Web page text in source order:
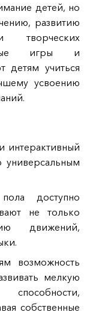
детей, но
развитию
творческих
игры и
детям учиться
усвоению
интерактивный
универсальным
доступно
не только
движений,
возможность
мелкую
собственные